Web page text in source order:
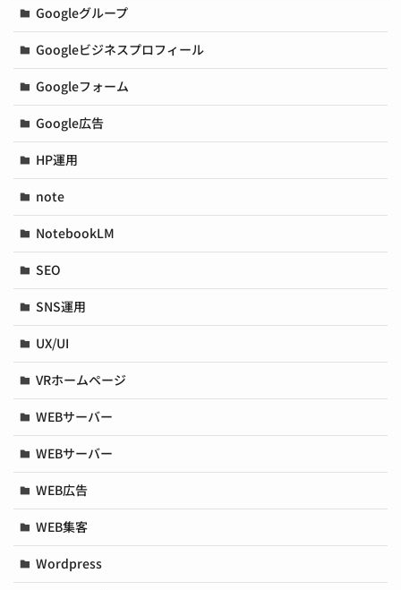
Googleグループ
Googleビジネスプロフィール
Googleフォーム
Google広告
HP運用
note
NotebookLM
SEO
SNS運用
UX/UI
VRホームページ
WEBサーバー
WEBサーバー
WEB広告
WEB集客
Wordpress